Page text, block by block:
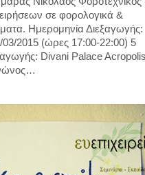
σε φορολογικά &
Ημερομηνία Διεξαγωγής:
2015 (ώρες 17:00-22:00) 5
Divani Palace Acropolis